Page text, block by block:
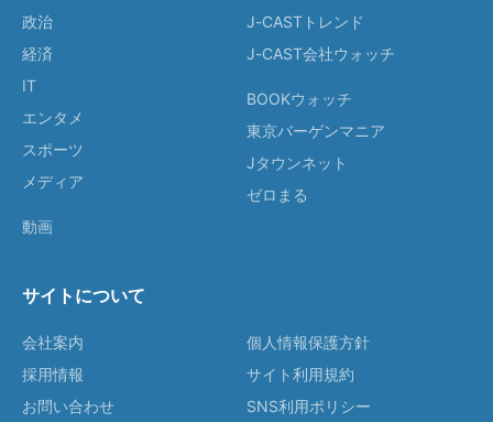
政治
経済
IT
エンタメ
スポーツ
メディア
動画
J-CASTトレンド
J-CAST会社ウォッチ
BOOKウォッチ
東京バーゲンマニア
Jタウンネット
ゼロまる
サイトについて
会社案内
採用情報
お問い合わせ
個人情報保護方針
サイト利用規約
SNS利用ポリシー